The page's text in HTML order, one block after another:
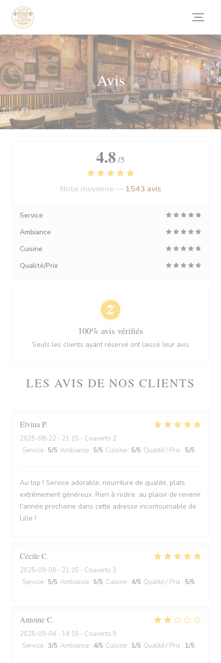
Personnalisation de vos choix en matière de cookies
Avis
LES AVIS DE NOS CLIENTS
Elvina P
2025-08-22 - 21:15 - Couverts 2
Service : 5/5 Ambiance : 5/5 Cuisine : 5/5 Qualité / Prix : 5/5
Au top ! Service adorable, nourriture de qualité, plats
extrêmement généreux. Rien à redire, au plaisir de revenir
l'année prochaine dans cette adresse incontournable de
Lille !
CécileC
2025-09-08 - 21:15 - Couverts 3
Service : 5/5 Ambiance : 5/5 Cuisine : 4/5 Qualité / Prix : 5/5
AntoineC
2025-09-04 - 14:15 - Couverts 9
Service : 3/5 Ambiance : 4/5 Cuisine : 1/5 Qualité / Prix : 1/5
4.8 /5
Note moyenne — 1543 avis
Service
Ambiance
Cuisine
Qualité/Prix
100% avis vérifiés
Seuls les clients ayant réservé ont laissé leur avis